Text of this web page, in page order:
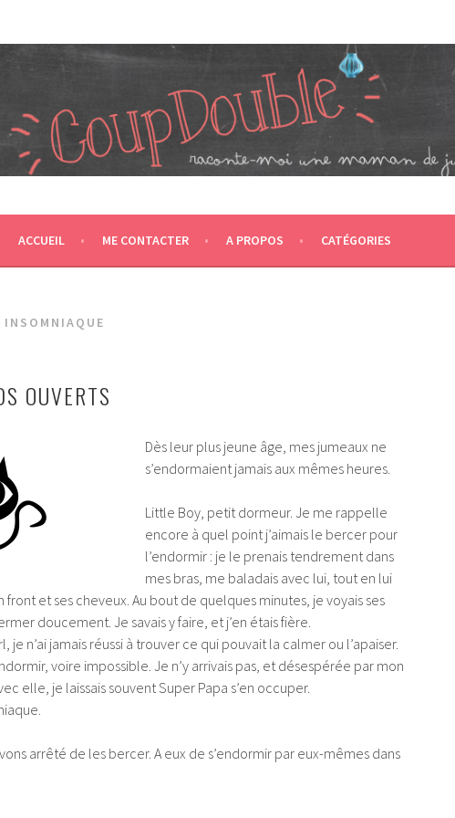
CA NOUS PROPULSE SUPER MAMAN! CA DONNE DEUX FOIS PLUS
ACCUEIL ME CONTACTER A PROPOS CATÉGORIES
INSOMNIAQUE
OUVERTS
Dès leur plus jeune âge, mes jumeaux ne
s’endormaient jamais aux mêmes heures.
Little Boy, petit dormeur. Je me rappelle
encore à quel point j’aimais le bercer pour
l’endormir : je le prenais tendrement dans
mes bras, me baladais avec lui, tout en lui
et ses cheveux. Au bout de quelques minutes, je voyais ses
doucement. Je savais y faire, et j’en étais fière.
je n’ai jamais réussi à trouver ce qui pouvait la calmer ou l’apaiser.
voire impossible. Je n’y arrivais pas, et désespérée par mon
elle, je laissais souvent Super Papa s’en occuper.
arrêté de les bercer. A eux de s’endormir par eux-mêmes dans